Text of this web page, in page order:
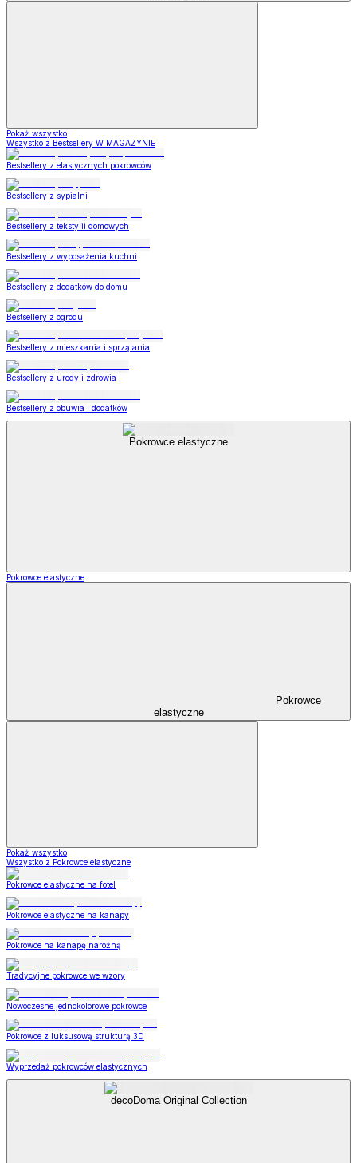
Pokaż wszystko
Wszystko z Bestsellery W MAGAZYNIE
Bestsellery z elastycznych pokrowców
Bestsellery z sypialni
Bestsellery z tekstylii domowych
Bestsellery z wyposażenia kuchni
Bestsellery z dodatków do domu
Bestsellery z ogrodu
Bestsellery z mieszkania i sprzątania
Bestsellery z urody i zdrowia
Bestsellery z obuwia i dodatków
Pokrowce elastyczne
Pokrowce elastyczne
Pokrowce
elastyczne
Pokaż wszystko
Wszystko z Pokrowce elastyczne
Pokrowce elastyczne na fotel
Pokrowce elastyczne na kanapy
Pokrowce na kanapę narożną
Tradycyjne pokrowce we wzory
Nowoczesne jednokolorowe pokrowce
Pokrowce z luksusową strukturą 3D
Wyprzedaż pokrowców elastycznych
decoDoma Original Collection